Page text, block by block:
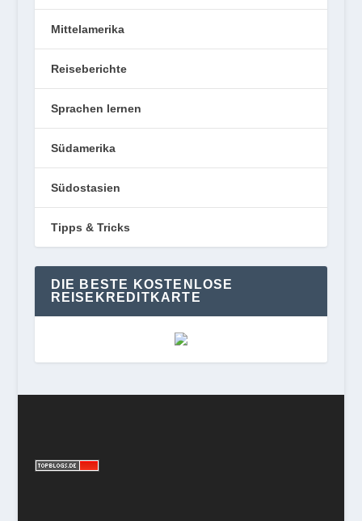
Mittelamerika
Reiseberichte
Sprachen lernen
Südamerika
Südostasien
Tipps & Tricks
DIE BESTE KOSTENLOSE
REISEKREDITKARTE